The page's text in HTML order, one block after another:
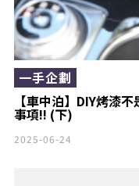
【車中泊】DIY烤漆
事項!! (下)
一手企劃
2025-06-24